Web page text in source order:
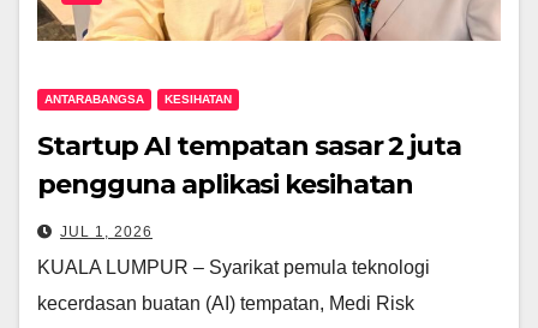
ANTARABANGSA KESIHATAN
Startup AI tempatan sasar 2 juta
pengguna aplikasi kesihatan
digital MyMedix dalam tempoh
setahun
JUL 1, 2026
KUALA LUMPUR – Syarikat pemula teknologi
kecerdasan buatan (AI) tempatan, Medi Risk